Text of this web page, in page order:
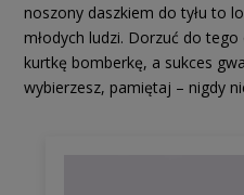
noszony daszkiem do tyłu to
młodych ludzi. Dorzuć do
kurtkę bomberkę, a sukces
wybierzesz, pamiętaj – nigdy